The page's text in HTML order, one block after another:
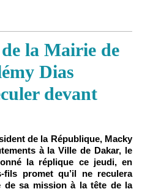
la Mairie de
Dias
devant
de la République, Macky
à la Ville de Dakar, le
la réplique ce jeudi, en
fils promet qu’il ne reculera
sa mission à la tête de la